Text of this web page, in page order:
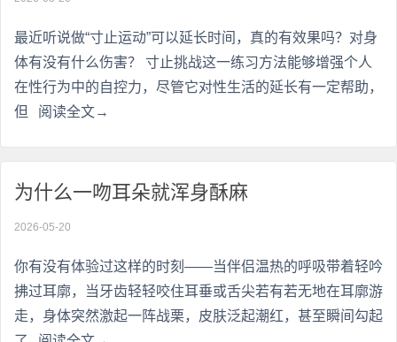
最近听说做“寸止运动”可以延长时间，真的有效果吗？对身
体有没有什么伤害？ 寸止挑战这一练习方法能够增强个人
在性行为中的自控力，尽管它对性生活的延长有一定帮助，
但
阅读全文→
为什么一吻耳朵就浑身酥麻
2026-05-20
你有没有体验过这样的时刻——当伴侣温热的呼吸带着轻吟
拂过耳廓，当牙齿轻轻咬住耳垂或舌尖若有若无地在耳廓游
走，身体突然激起一阵战栗，皮肤泛起潮红，甚至瞬间勾起